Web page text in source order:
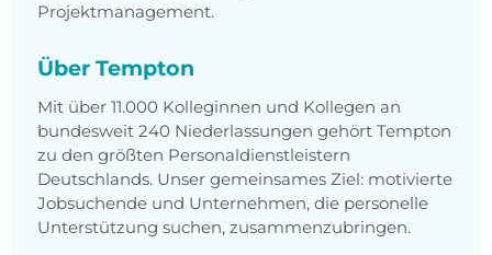
Projektmanagement.
Über Tempton
Mit über 11.000 Kolleginnen und Kollegen an
bundesweit 240 Niederlassungen gehört Tempton
zu den größten Personaldienstleistern
Deutschlands. Unser gemeinsames Ziel: motivierte
Jobsuchende und Unternehmen, die personelle
Unterstützung suchen, zusammenzubringen.